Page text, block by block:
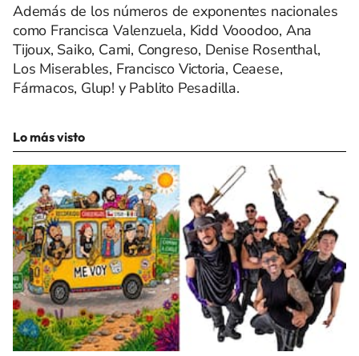
Además de los números de exponentes nacionales
como Francisca Valenzuela, Kidd Vooodoo, Ana
Tijoux, Saiko, Cami, Congreso, Denise Rosenthal,
Los Miserables, Francisco Victoria, Ceaese,
Fármacos, Glup! y Pablito Pesadilla.
Lo más visto